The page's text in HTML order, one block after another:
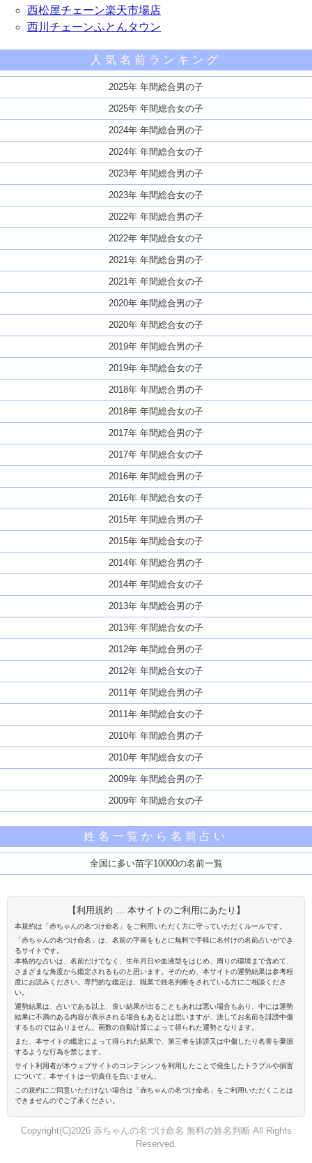
西松屋チェーン楽天市場店
西川チェーンふとんタウン
人気名前ランキング
2025年 年間総合男の子
2025年 年間総合女の子
2024年 年間総合男の子
2024年 年間総合女の子
2023年 年間総合男の子
2023年 年間総合女の子
2022年 年間総合男の子
2022年 年間総合女の子
2021年 年間総合男の子
2021年 年間総合女の子
2020年 年間総合男の子
2020年 年間総合女の子
2019年 年間総合男の子
2019年 年間総合女の子
2018年 年間総合男の子
2018年 年間総合女の子
2017年 年間総合男の子
2017年 年間総合女の子
2016年 年間総合男の子
2016年 年間総合女の子
2015年 年間総合男の子
2015年 年間総合女の子
2014年 年間総合男の子
2014年 年間総合女の子
2013年 年間総合男の子
2013年 年間総合女の子
2012年 年間総合男の子
2012年 年間総合女の子
2011年 年間総合男の子
2011年 年間総合女の子
2010年 年間総合男の子
2010年 年間総合女の子
2009年 年間総合男の子
2009年 年間総合女の子
姓名一覧から名前占い
全国に多い苗字10000の名前一覧
【利用規約 … 本サイトのご利用にあたり】
本規約は「赤ちゃんの名づけ命名」をご利用いただく方に守っていただくルールです。
「赤ちゃんの名づけ命名」は、名前の字画をもとに無料で手軽に名付けの名前占いができ
るサイトです。
本格的な占いは、名前だけでなく、生年月日や血液型をはじめ、周りの環境まで含めて、
さまざまな角度から鑑定されるものと思います。そのため、本サイトの運勢結果は参考程
度にお読みください。専門的な鑑定は、職業で姓名判断をされている方にご相談くださ
い。
運勢結果は、占いである以上、良い結果が出ることもあれば悪い場合もあり、中には運勢
結果に不満のある内容が表示される場合もあるとは思いますが、決してお名前を誹謗中傷
するものではありません。画数の自動計算によって得られた運勢となります。
また、本サイトの鑑定によって得られた結果で、第三者を誹謗又は中傷したり名誉を棄損
するような行為を禁じます。
サイト利用者が本ウェブサイトのコンテンンツを利用したことで発生したトラブルや損害
について、本サイトは一切責任を負いません。
この規約にご同意いただけない場合は「赤ちゃんの名づけ命名」をご利用いただくことは
できませんのでご了承ください。
Copyright(C)2026 赤ちゃんの名づけ命名 無料の姓名判断 All Rights
Reserved.